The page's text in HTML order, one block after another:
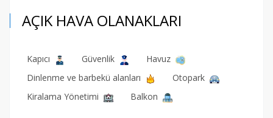
AÇIK HAVA OLANAKLARI
Kapıcı Güvenlik
Havuz
Dinlenme ve barbekü alanları
Otopark
Kiralama Yönetimi
Balkon